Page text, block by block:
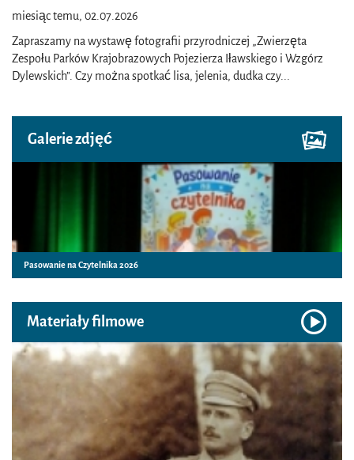
miesiąc temu, 02.07.2026
Zapraszamy na wystawę fotografii przyrodniczej „Zwierzęta
Zespołu Parków Krajobrazowych Pojezierza Iławskiego i Wzgórz
Dylewskich”. Czy można spotkać lisa, jelenia, dudka czy...
Galerie zdjęć
Pasowanie na Czytelnika 2026
Materiały filmowe